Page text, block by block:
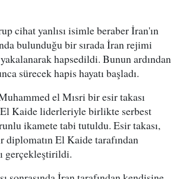
cihat yanlısı isimle beraber İran'ın
bulunduğu bir sırada İran rejimi
hapsedildi. Bunun ardından
sürecek hapis hayatı başladı.
el Mısri bir esir takası
El Kaide liderleriyle birlikte serbest
ikamete tabi tutuldu. Esir takası,
diplomatın El Kaide tarafından
gerçekleştirildi.